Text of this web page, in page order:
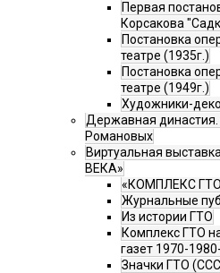
Первая
Корсакова
Постановка
театре (1935г.)
Постановка
театре (1949г.)
Художники-
Державная
Романовых
Виртуальная
ВЕКА»
«КОМПЛЕКС ГТО
Журнальные
Из истории ГТО
Комплекс ГТО
газет 1970-
Значки ГТО